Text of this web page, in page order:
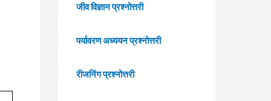
जीव विज्ञान प्रश्नोत्तरी
पर्यावरण अध्ययन प्रश्नोत्तरी
रीजनिंग प्रश्नोत्तरी